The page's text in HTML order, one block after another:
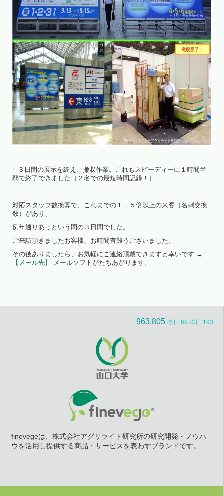
↑ ３日間の展示を終え、撤収作業。これもスピーディーに１時間半
弱で終了できました（２名での最短時間記録！）
対応スタッフ数換算で、これまでの１．５倍以上の来客（名刺交換
数）があり、
例年通りあっという間の３日間でした。
ご来訪頂きましたお客様、お時間有難うございました。
その後ありましたら、お気軽にご連絡頂戴できますと幸いです →
【メール先】
メールソフトがたちあがります。
963,805 今日 69 昨日 193
finevegeは、株式会社アグリライト研究所の研究開発・ノウハ
ウを活用し提供する商品・サービスを表わすブランドです。